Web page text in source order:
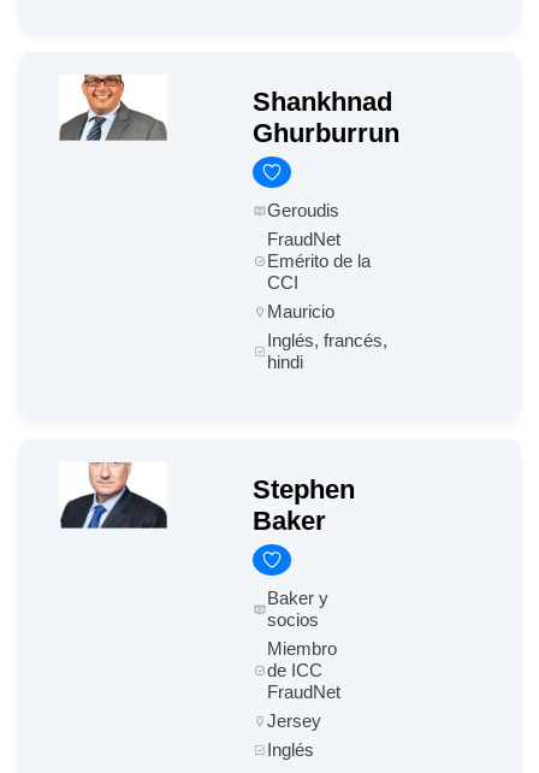
Shankhnad
Ghurburrun
Geroudis
FraudNet
Emérito de la
CCI
Mauricio
Inglés, francés,
hindi
Stephen
Baker
Baker y
socios
Miembro
de ICC
FraudNet
Jersey
Inglés